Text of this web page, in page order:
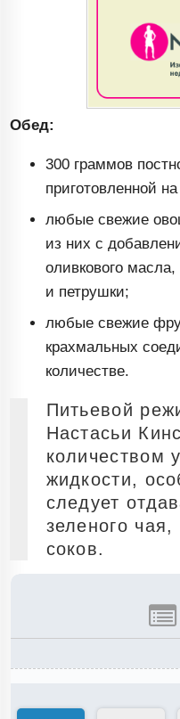
Обед:
300 граммов
приготовленной
любые свежие
из них с
оливкового
и петрушки;
любые свежие
крахмальных
количестве.
Питьевой
Настасьи
количеством
жидкости,
следует
зеленого
соков.